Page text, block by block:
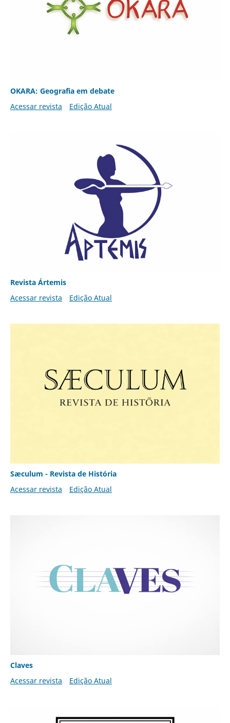
OKARA: Geografia em debate
Acessar revista
Edição Atual
Revista Ártemis
Acessar revista
Edição Atual
Sæculum - Revista de História
Acessar revista
Edição Atual
Claves
Acessar revista
Edição Atual